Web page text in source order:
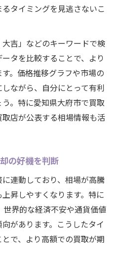
タイミングを見逃さないこ
吉」などのキーワードで検
タを比較することで、より
。価格推移グラフや市場の
ながら、自分にとって有利
。特に愛知県大府市で買取
店が公表する相場情報も活
の好機を判断
連動しており、相場が高騰
昇しやすくなります。特に
界的な経済不安や通貨価値
があります。こうしたタイ
で、より高額での買取が期